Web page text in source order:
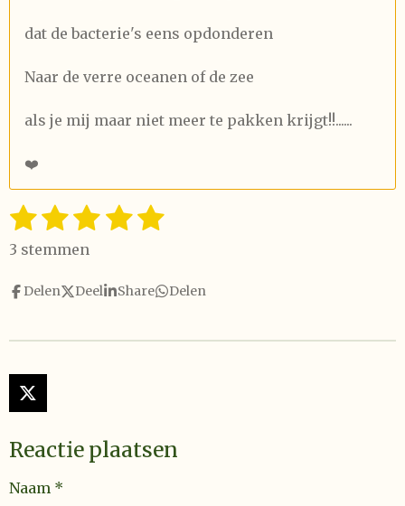
dat de bacterie's eens opdonderen
Naar de verre oceanen of de zee
als je mij maar niet meer te pakken krijgt!!......
❤️
R
a
t
n
:
t
r
e
1
s
t
e
r
2
s
t
e
r
n
3
s
t
e
r
4
t
e
r
5
e
r
S
m
e
3 stemmen
Delen Deel Share Delen
X
Reactie plaatsen
Naam *